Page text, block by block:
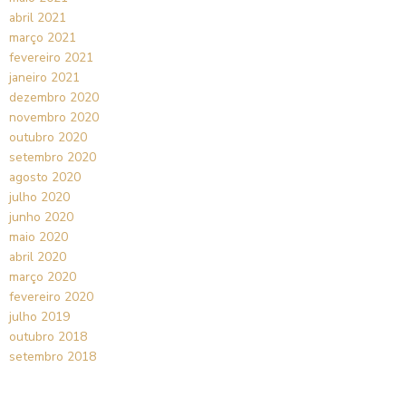
abril 2021
março 2021
fevereiro 2021
janeiro 2021
dezembro 2020
novembro 2020
outubro 2020
setembro 2020
agosto 2020
julho 2020
junho 2020
maio 2020
abril 2020
março 2020
fevereiro 2020
julho 2019
outubro 2018
setembro 2018